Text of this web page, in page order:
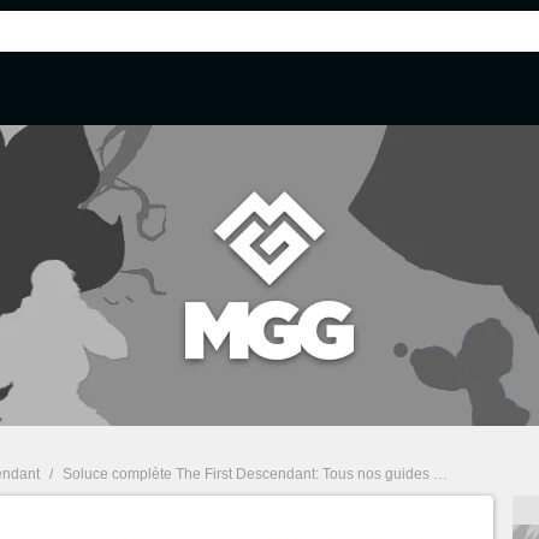
/ Soluce complète The First Descendant: Tous nos guides pour le MMO... Légataires, armes, quêtes et astuces